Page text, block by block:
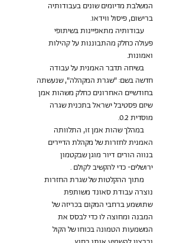
המשלבת מדיומים שונים בעבודותיה
עבודותיה מתאפיינות בשיתופי
פעולה כחלק מהתבוננות על קהילות
בשיחה תדבר האמנית על עבודה
חדשה בשם: "שגרת המקהלה", שנעשתה
בחודשיים האחרונים כחלק משהות אמן
שיזם פסטיבל ישראל בתכנית שגרה
במהלך שהות אמן זו, התלוותה
האמנית לחזרות של מקהלת הדיירים
בנווה הורים דיור מוגן שבקטמון
מתוך ההקלטות של שגרת החזרות
נוצרה עבודת סאונד משותפת
שתושמע ברחבי המקום בכריזה של
המבנה ומחוצה לו כדי לבסס את
המשמעות הטמונה בכוחו של הקול